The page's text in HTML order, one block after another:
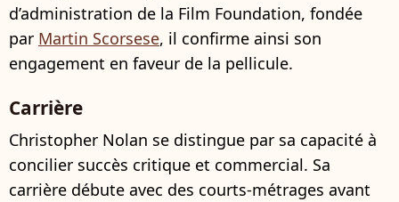
d’administration de la Film Foundation, fondée
par Martin Scorsese, il confirme ainsi son
engagement en faveur de la pellicule.
Carrière
Christopher Nolan se distingue par sa capacité à
concilier succès critique et commercial. Sa
carrière débute avec des courts-métrages avant